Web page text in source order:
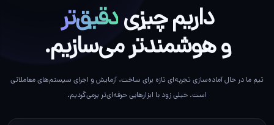
داریم چیزیدقیق‌تر
و هوشمندتر می‌سازیم.
تیم ما در حال آماده‌سازی تجربه‌ای تازه برای ساخت، آزمایش و اجرای سیستم‌های معاملاتی
است. خیلی زود با ابزارهایی حرفه‌ای‌تر برمی‌گردیم.